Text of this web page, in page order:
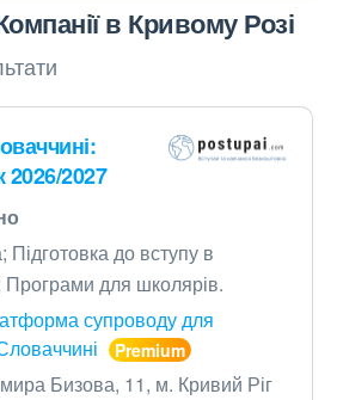
в Кривому Розі
2026/2027
Підготовка до вступу в
Програми для школярів.
супроводу для
Бизова, 11, м. Кривий Ріг